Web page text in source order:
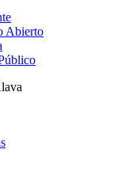
Abierto